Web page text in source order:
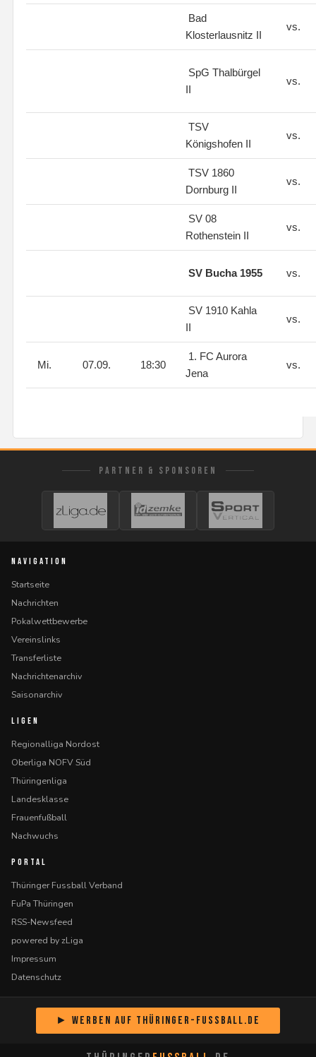
Bad
Klosterlausnitz II
vs.
SpG Thalbürgel
II
vs.
TSV
Königshofen II
vs.
TSV 1860
Dornburg II
vs.
SV 08
Rothenstein II
vs.
SV Bucha 1955 vs.
SV 1910 Kahla
II
vs.
Mi. 07.09. 18:30
1. FC Aurora
Jena
vs.
PARTNER & SPONSOREN
NAVIGATION
Startseite
Nachrichten
Pokalwettbewerbe
Vereinslinks
Transferliste
Nachrichtenarchiv
Saisonarchiv
LIGEN
Regionalliga Nordost
Oberliga NOFV Süd
Thüringenliga
Landesklasse
Frauenfußball
Nachwuchs
PORTAL
Thüringer Fussball Verband
FuPa Thüringen
RSS-Newsfeed
powered by zLiga
Impressum
Datenschutz
► Werben auf Thüringer-Fussball.de